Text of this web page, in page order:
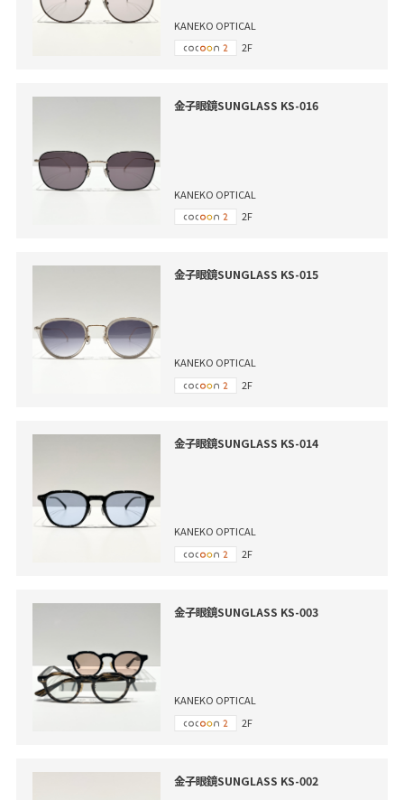
KANEKO OPTICAL
2F
金子眼鏡SUNGLASS KS-016
KANEKO OPTICAL
2F
金子眼鏡SUNGLASS KS-015
KANEKO OPTICAL
2F
金子眼鏡SUNGLASS KS-014
KANEKO OPTICAL
2F
金子眼鏡SUNGLASS KS-003
KANEKO OPTICAL
2F
金子眼鏡SUNGLASS KS-002